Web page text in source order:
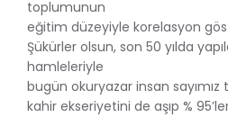
toplumunun
eğitim düzeyiyle korelasyon
Şükürler olsun, son 50 yılda
hamleleriyle
bugün okuryazar insan
kahir ekseriyetini de aşıp %